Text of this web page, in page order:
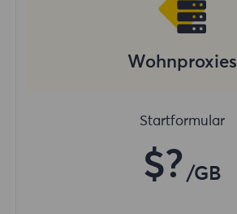
Wohnproxies
Startformular
$? /GB